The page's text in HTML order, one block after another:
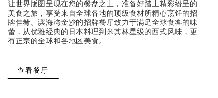
让世界版图呈现在您的餐盘之上，准备好踏上精彩纷呈的
美食之旅，享受来自全球各地的顶级食材所精心烹饪的招
牌佳肴。滨海湾金沙的招牌餐厅致力于满足全球食客的味
蕾，从优雅经典的日本料理到米其林星级的西式风味，更
有正宗的全球和各地区美食。
查看餐厅